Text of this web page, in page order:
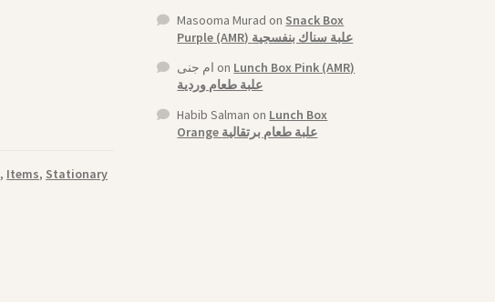
, Items, Stationary
Masooma Murad on Snack Box
Purple (AMR) علبة سناك بنفسجية
ام جنى on Lunch Box Pink (AMR)
علبة طعام وردية
Habib Salman on Lunch Box
Orange علبة طعام برتقالية